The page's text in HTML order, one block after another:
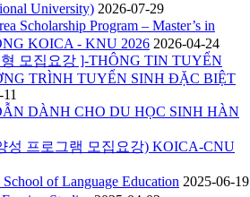
University) 2026-07-29
Scholarship Program – Master’s in
KOICA - KNU 2026 2026-04-24
모집요강 ]-THÔNG TIN TUYỂN
TRÌNH TUYỂN SINH ĐẶC BIỆT
DÀNH CHO DU HỌC SINH HÀN
성 프로그램 모집요강) KOICA-CNU
of Language Education 2025-06-19